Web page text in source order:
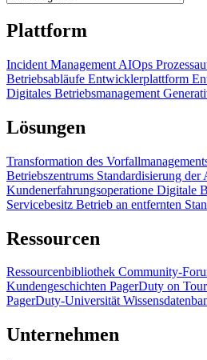
Plattform
Incident Management AIOps
Betriebsabläufe Entwicklerplattform
Digitales Betriebsmanagement
Lösungen
Transformation des
Betriebszentrums Standardisierung der
Kundenerfahrungsoperatione Digitale
Servicebesitz Betrieb an entfernten
Ressourcen
Ressourcenbibliothek Community-
Kundengeschichten PagerDuty on Tour
PagerDuty-Universität
Unternehmen